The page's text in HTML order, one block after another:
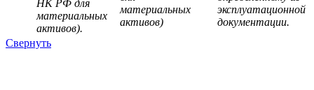
НК РФ для
материальных
активов).
материальных
активов)
эксплуатационной
документации.
Свернуть